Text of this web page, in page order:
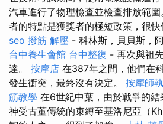
汽車進行了物理檢查並檢查排放範
者的特點是獲獎者的極短政策，很
seo 撥筋 解壓 - 科林斯，貝貝斯，
台中養生會館 台中整復 - 再次與祖
達。 按摩店 在387年之間，他們在
發生衝突，最終沒有決定。 按摩師
筋教學 在6世紀中葉，由於戰爭的
神受古董傳統的束縛至基洛尼亞（